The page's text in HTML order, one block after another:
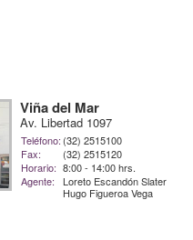
Viña del Mar
Av. Libertad 1097
Teléfono: (32) 2515100
Fax:
(32) 2515120
Horario: 8:00 - 14:00 hrs.
Agente:
Loreto Escandón Slater
Hugo Figueroa Vega